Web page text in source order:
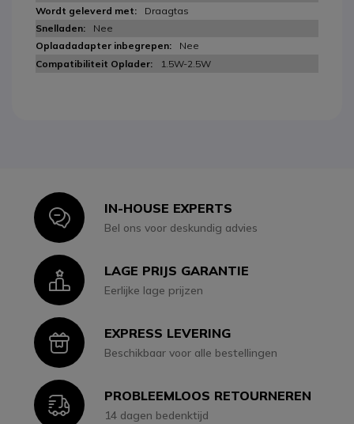
Draagtas
Nee
Nee
1.5W-2.5W
IconIN-HOUSE EXPERTS
Bel ons voor deskundig advies
IconLAGE PRIJS GARANTIE
Eerlijke lage prijzen
IconEXPRESS LEVERING
Beschikbaar voor alle bestellingen
IconPROBLEEMLOOS RETOURNEREN
14 dagen bedenktijd